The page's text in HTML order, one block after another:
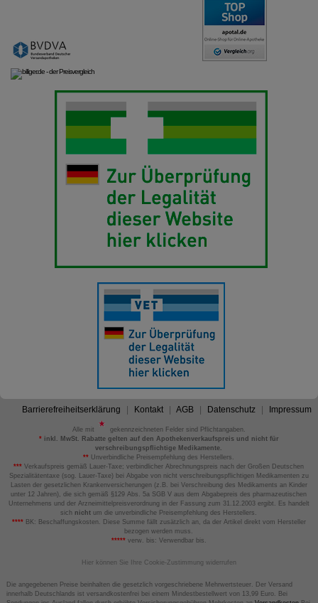
Barrierefreiheitserklärung Kontakt AGB Datenschutz Impressum
Alle mit
gekennzeichneten Felder sind Pflichtangaben.
*inkl. MwSt. Rabatte gelten auf den Apothekenverkaufspreis und nicht für
verschreibungspflichtige Medikamente.
** Unverbindliche Preisempfehlung des Herstellers.
*** Verkaufspreis gemäß Lauer-Taxe; verbindlicher Abrechnungspreis nach der Großen Deutschen
Spezialitätentaxe (sog. Lauer-Taxe) bei Abgabe von nicht verschreibungspflichtigen Medikamenten zu
Lasten der gesetzlichen Krankenversicherungen (z.B. bei Verschreibung des Medikaments an Kinder
unter 12 Jahren), die sich gemäß §129 Abs. 5a SGB V aus dem Abgabepreis des pharmazeutischen
Unternehmens und der Arzneimittelpreisverordnung in der Fassung zum 31.12.2003 ergibt. Es handelt
sich nicht um die unverbindliche Preisempfehlung des Herstellers.
****BK: Beschaffungskosten. Diese Summe fällt zusätzlich an, da der Artikel direkt vom Hersteller
bezogen werden muss.
*****verw. bis: Verwendbar bis.
Hier können Sie Ihre Cookie-Zustimmung widerrufen
Die angegebenen Preise beinhalten die gesetzlich vorgeschriebene Mehrwertsteuer. Der Versand
innerhalb Deutschlands ist versandkostenfrei bei einem Mindestbestellwert von 13,99 Euro. Bei